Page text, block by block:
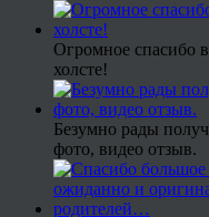
Огромное спасибо
холсте!
Безумно рады
фото, видео отзыв.